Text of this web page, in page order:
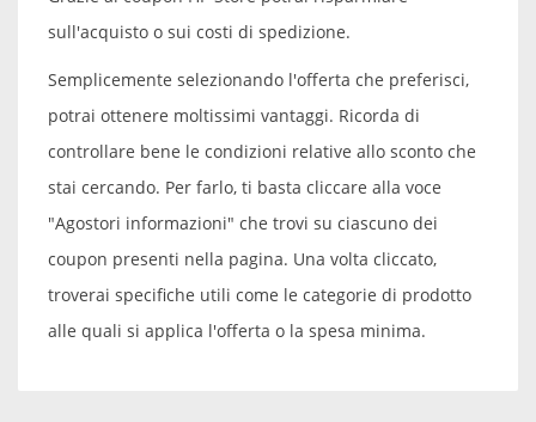
sull'acquisto o sui costi di spedizione.
Semplicemente selezionando l'offerta che preferisci,
potrai ottenere moltissimi vantaggi. Ricorda di
controllare bene le condizioni relative allo sconto che
stai cercando. Per farlo, ti basta cliccare alla voce
"Agostori informazioni" che trovi su ciascuno dei
coupon presenti nella pagina. Una volta cliccato,
troverai specifiche utili come le categorie di prodotto
alle quali si applica l'offerta o la spesa minima.